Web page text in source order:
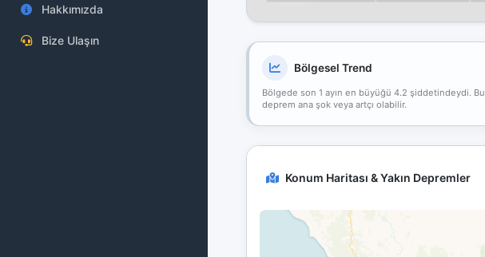
Hakkımızda
Bize Ulaşın
Bölgesel Trend
Bölgede son 1 ayın en büyüğü 4.2 şiddetindeydi. Bu
deprem ana şok veya artçı olabilir.
Konum Haritası & Yakın Depremler